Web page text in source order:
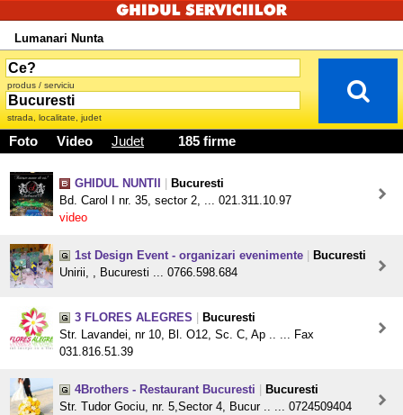
Lumanari Nunta
produs / serviciu
strada, localitate, judet
Foto Video Judet 185 firme
GHIDUL NUNTII
Bucuresti
Bd. Carol I nr. 35, sector 2, ... 021.311.10.97
video
1st Design Event - organizari evenimente
Bucuresti
Unirii, , Bucuresti ... 0766.598.684
3 FLORES ALEGRES
Bucuresti
Str. Lavandei, nr 10, Bl. O12, Sc. C, Ap .. ... Fax
031.816.51.39
4Brothers - Restaurant Bucuresti
Bucuresti
Str. Tudor Gociu, nr. 5,Sector 4, Bucur .. ... 0724509404